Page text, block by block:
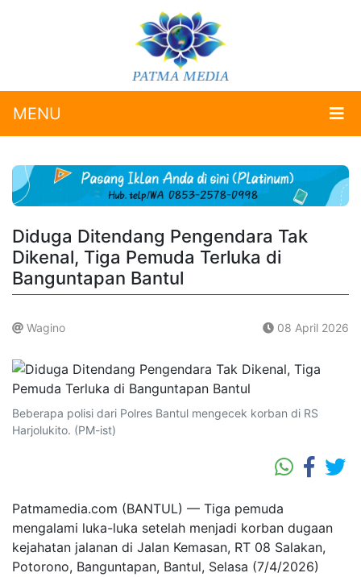
MENU
Diduga Ditendang Pengendara Tak
Dikenal, Tiga Pemuda Terluka di
Banguntapan Bantul
Wagino 08 April 2026
Beberapa polisi dari Polres Bantul mengecek korban di RS
Harjolukito. (PM-ist)
Patmamedia.com (BANTUL) — Tiga pemuda
mengalami luka-luka setelah menjadi korban dugaan
kejahatan jalanan di Jalan Kemasan, RT 08 Salakan,
Potorono, Banguntapan, Bantul, Selasa (7/4/2026)